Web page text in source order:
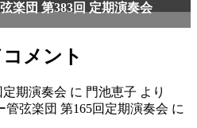
楽団 第383回 定期演奏会
メント
定期演奏会 に 門池恵子 より
弦楽団 第165回定期演奏会 に